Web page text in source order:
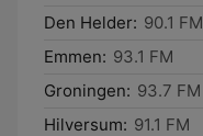
Den Helder: 90.1 FM
Emmen: 93.1 FM
Groningen: 93.7 FM
Hilversum: 91.1 FM